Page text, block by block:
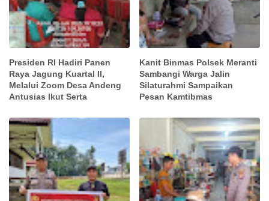
Presiden RI Hadiri Panen
Raya Jagung Kuartal II,
Melalui Zoom Desa Andeng
Antusias Ikut Serta
Kanit Binmas Polsek Meranti
Sambangi Warga Jalin
Silaturahmi Sampaikan
Pesan Kamtibmas